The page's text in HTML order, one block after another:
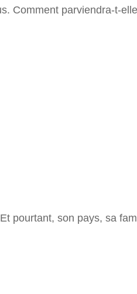
Comment parviendra-t-
pourtant, son pays, sa